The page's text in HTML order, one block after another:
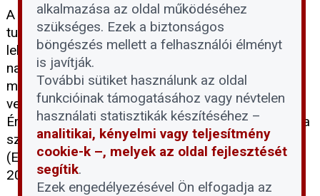
A háztartási méretű kiserőművek (HMKE)
tulajdonosai számára elérkezett az utolsó jogi
lehetőség, hogy kompenzációt kérjenek a
napelemes elszámolási rendszer utólagos
megváltoztatása miatt elszenvedett anyagi
veszteségeikért. A Napelem-felhasználók
Érdekvédelmi Platformja (NÉP) Egyesület felhívása
szerint az Emberi Jogok Európai Bíróságához
(EJEB) benyújtandó egyéni kártérítési kérelmeket
2026. június 11-ig kell postára adni.
alkalmazása az oldal működéséhez
szükséges. Ezek a biztonságos
böngészés mellett a felhasználói élményt
is javítják.
További sütiket használunk az oldal
funkcióinak támogatásához vagy névtelen
használati statisztikák készítéséhez –
analitikai, kényelmi vagy teljesítmény
cookie-k –, melyek az oldal fejlesztését
segítik.
Ezek engedélyezésével Ön elfogadja az